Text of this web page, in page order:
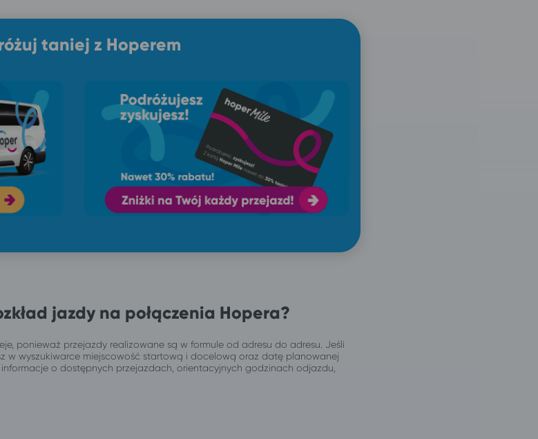
taniej z Hoperem
jazdy na połączenia Hopera?
ponieważ przejazdy realizowane są w formule od adresu do adresu. Jeśli
w wyszukiwarce miejscowość startową i docelową oraz datę planowanej
informacje o dostępnych przejazdach, orientacyjnych godzinach odjazdu,